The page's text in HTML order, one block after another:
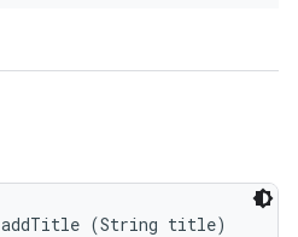
addTitle (String title)